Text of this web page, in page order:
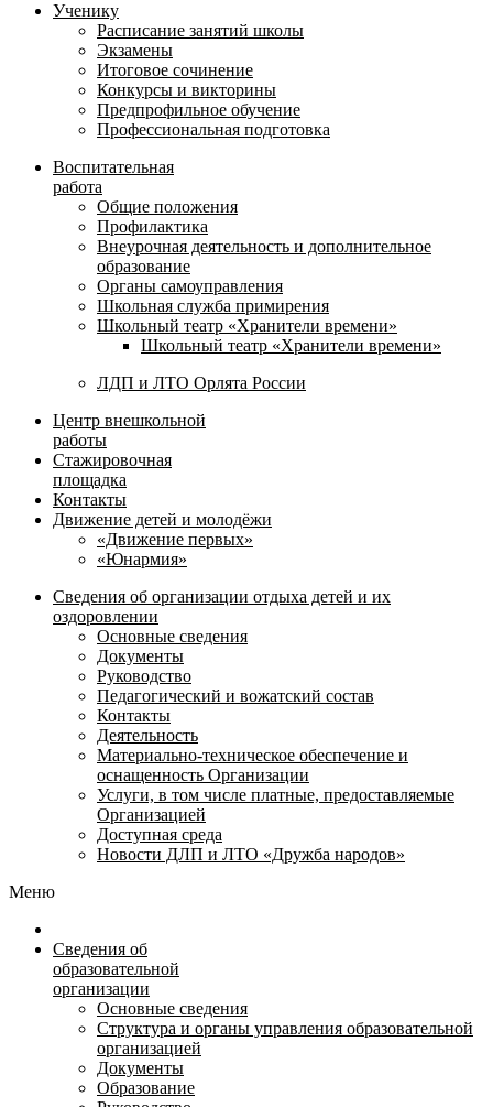
Ученику
Расписание занятий школы
Экзамены
Итоговое сочинение
Конкурсы и викторины
Предпрофильное обучение
Профессиональная подготовка
Воспитательная
работа
Общие положения
Профилактика
Внеурочная деятельность и дополнительное
образование
Органы самоуправления
Школьная служба примирения
Школьный театр «Хранители времени»
Школьный театр «Хранители времени»
ЛДП и ЛТО Орлята России
Центр внешкольной
работы
Стажировочная
площадка
Контакты
Движение детей и молодёжи
«Движение первых»
«Юнармия»
Сведения об организации отдыха детей и их
оздоровлении
Основные сведения
Документы
Руководство
Педагогический и вожатский состав
Контакты
Деятельность
Материально-техническое обеспечение и
оснащенность Организации
Услуги, в том числе платные, предоставляемые
Организацией
Доступная среда
Новости ДЛП и ЛТО «Дружба народов»
Меню
Сведения об
образовательной
организации
Основные сведения
Структура и органы управления образовательной
организацией
Документы
Образование